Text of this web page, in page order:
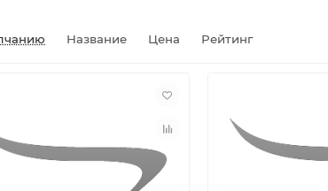
Название Цена Рейтинг